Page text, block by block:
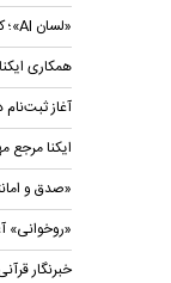
«لسان AI»؛ کانالی برای آموزش کاربردی هوش مصنوعی به فعالان قرآنی
همکاری
آغاز
ایکنا مرجع
«صدق و
«روخوانی»
خبرنگار